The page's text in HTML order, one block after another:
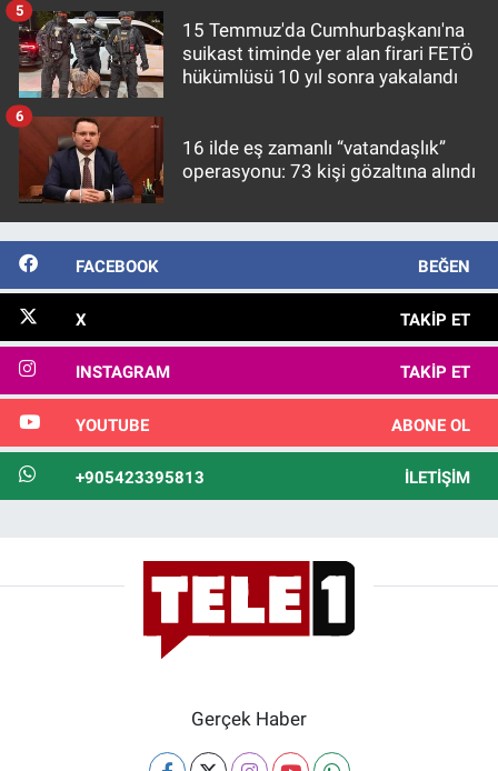
15 Temmuz'da Cumhurbaşkanı'na
suikast timinde yer alan firari FETÖ
hükümlüsü 10 yıl sonra yakalandı
5
16 ilde eş zamanlı “vatandaşlık”
operasyonu: 73 kişi gözaltına alındı
6
FACEBOOK BEĞEN
X TAKIP ET
INSTAGRAM TAKIP ET
YOUTUBE ABONE OL
+905423395813 İLETIŞIM
Gerçek Haber